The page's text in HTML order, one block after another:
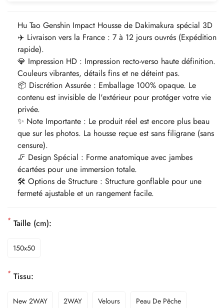
Hu Tao Genshin Impact Housse de Dakimakura spécial 3D
✈️ Livraison vers la France : 7 à 12 jours ouvrés (Expédition
rapide).
💎 Impression HD : Impression recto-verso haute définition.
Couleurs vibrantes, détails fins et ne déteint pas.
📦 Discrétion Assurée : Emballage 100% opaque. Le
contenu est invisible de l'extérieur pour protéger votre vie
privée.
✨ Note Importante : Le produit réel est encore plus beau
que sur les photos. La housse reçue est sans filigrane (sans
censure).
🦵 Design Spécial : Forme anatomique avec jambes
écartées pour une immersion totale.
🛠️ Options de Structure : Structure gonflable pour une
fermeté ajustable et un rangement facile.
* Taille (cm):
150x50
* Tissu:
New 2WAY 2WAY Velours Peau De Pêche